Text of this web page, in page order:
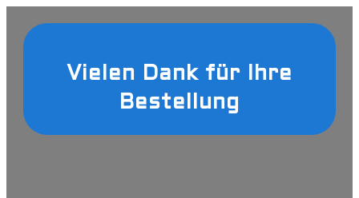
Vielen Dank für Ihre
Bestellung